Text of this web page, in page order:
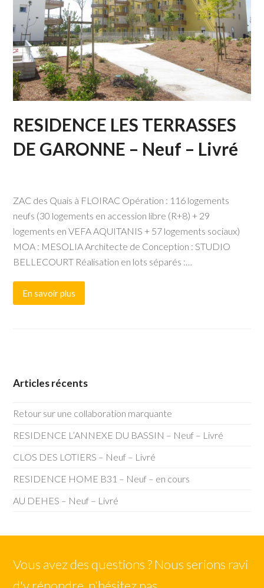
RESIDENCE LES TERRASSES
DE GARONNE – Neuf – Livré
ZAC des Quais à FLOIRAC Opération : 116 logements
neufs (30 logements en accession libre (R+8) + 29
logements en VEFA AQUITANIS + 57 logements sociaux)
MOA : MESOLIA Architecte de Conception : STUDIO
BELLECOURT Réalisation en lots séparés :…
En savoir plus
Articles récents
Retour sur une collaboration marquante
RESIDENCE L’ANNEXE DU BASSIN – Neuf – Livré
CLOS DES LOTIERS – Neuf – Livré
RESIDENCE HOME B31 – Neuf – en cours
AU DEHES – Neuf – Livré
Vous avez des questions ? Nous serions ravi